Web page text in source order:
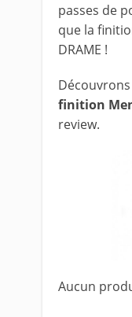
passes de
que la
DRAME !
finition
review.
Aucun